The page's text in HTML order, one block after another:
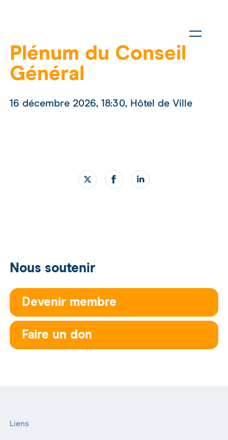
Plénum du Conseil
Général
16 décembre 2026, 18:30, Hôtel de Ville
Nous soutenir
Devenir membre
Faire un don
Liens